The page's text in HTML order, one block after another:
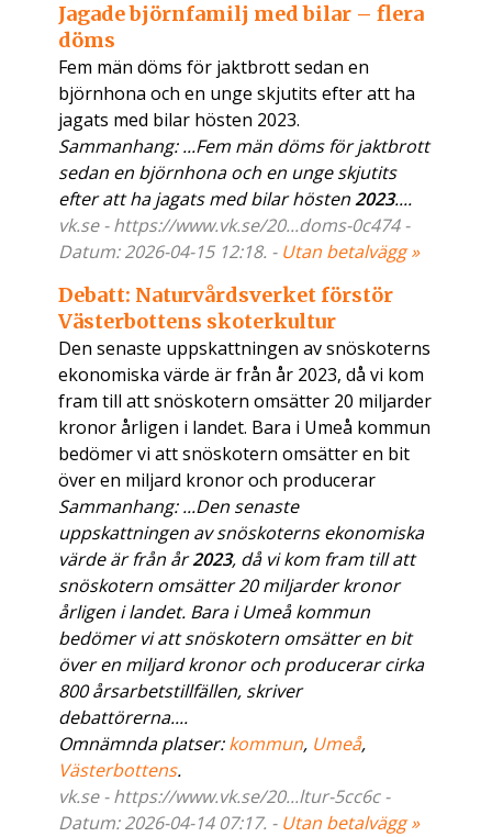
Jagade björnfamilj med bilar – flera
döms
Fem män döms för jaktbrott sedan en
björnhona och en unge skjutits efter att ha
jagats med bilar hösten 2023.
Sammanhang: ...Fem män döms för jaktbrott
sedan en björnhona och en unge skjutits
efter att ha jagats med bilar hösten2023....
vk.se - https://www.vk.se/20...doms-0c474 -
Datum: 2026-04-15 12:18. - Utan betalvägg »
Debatt: Naturvårdsverket förstör
Västerbottens skoterkultur
Den senaste uppskattningen av snöskoterns
ekonomiska värde är från år 2023, då vi kom
fram till att snöskotern omsätter 20 miljarder
kronor årligen i landet. Bara i Umeå kommun
bedömer vi att snöskotern omsätter en bit
över en miljard kronor och producerar
Sammanhang: ...Den senaste
uppskattningen av snöskoterns ekonomiska
värde är från år2023, då vi kom fram till att
snöskotern omsätter 20 miljarder kronor
årligen i landet. Bara i Umeå kommun
bedömer vi att snöskotern omsätter en bit
över en miljard kronor och producerar cirka
800 årsarbetstillfällen, skriver
debattörerna....
Omnämnda platser:kommun, Umeå,
Västerbottens.
vk.se - https://www.vk.se/20...ltur-5cc6c -
Datum: 2026-04-14 07:17. - Utan betalvägg »